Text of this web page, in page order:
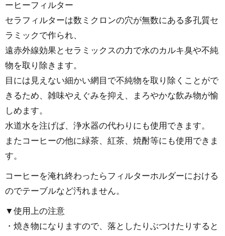
ーヒーフィルター
セラフィルターは数ミクロンの穴が無数にある多孔質セ
ラミックで作られ、
遠赤外線効果とセラミックスの力で水のカルキ臭や不純
物を取り除きます。
目には見えない細かい網目で不純物を取り除くことがで
きるため、雑味やえぐみを抑え、まろやかな飲み物が愉
しめます。
水道水を注げば、浄水器の代わりにも使用できます。
またコーヒーの他に緑茶、紅茶、焼酎等にも使用できま
す。
コーヒーを淹れ終わったらフィルターホルダーにおける
のでテーブルなど汚れません。
▼使用上の注意
・焼き物になりますので、落としたりぶつけたりすると